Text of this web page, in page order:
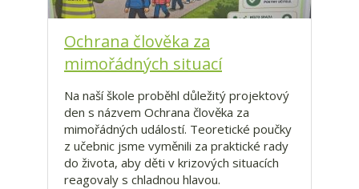
Ochrana člověka za
mimořádných situací
Na naší škole proběhl důležitý projektový
den s názvem Ochrana člověka za
mimořádných událostí. Teoretické poučky
z učebnic jsme vyměnili za praktické rady
do života, aby děti v krizových situacích
reagovaly s chladnou hlavou.